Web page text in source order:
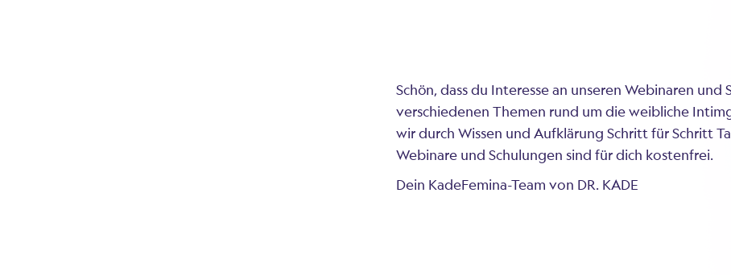
Schön, dass du Interesse an unseren Webinaren
verschiedenen Themen rund um die weibliche
wir durch Wissen und Aufklärung Schritt für Schritt
Webinare und Schulungen sind für dich kostenfrei.
Dein KadeFemina-Team von DR. KADE